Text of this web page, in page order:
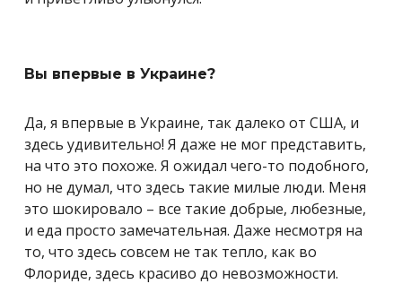
Вы впервые в Украине?
Да, я впервые в Украине, так далеко от США, и
здесь удивительно! Я даже не мог представить,
на что это похоже. Я ожидал чего-то подобного,
но не думал, что здесь такие милые люди. Меня
это шокировало – все такие добрые, любезные,
и еда просто замечательная. Даже несмотря на
то, что здесь совсем не так тепло, как во
Флориде, здесь красиво до невозможности.